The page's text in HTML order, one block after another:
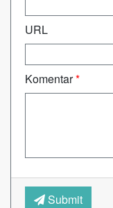
URL
Komentar*
Submit